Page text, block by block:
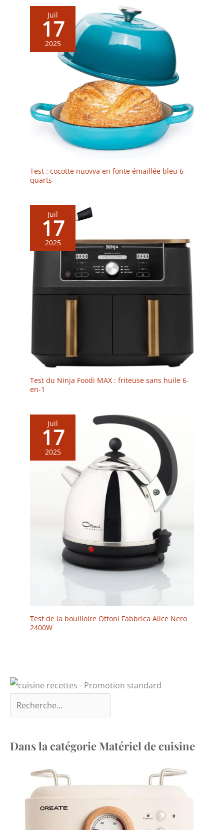
nettoyer, et dites adieu aux
difficultés liées au brossage
avec de la laine d'acier.
Excellent choix pour un
cadeau : Topbooc casserole
émaillée aux couleurs
magnifiques est à la fois un
ustensile de cuisine et une
décoration de table. C'est
un cadeau pratique et de
bon goût pour votre famille
et vos amis.
facilitent la manipulation
lors du service ou à la sortie
du four, tout en ajoutant
une touche pratique au
quotidien.
Juil
17
2025
Test : cocotte nuovva en fonte émaillée bleu 6
quarts
Juil
17
2025
Test du Ninja Foodi MAX : friteuse sans huile 6-
en-1
Juil
17
2025
Test de la bouilloire Ottoni Fabbrica Alice Nero
2400W
Dans la catégorie Matériel de cuisine